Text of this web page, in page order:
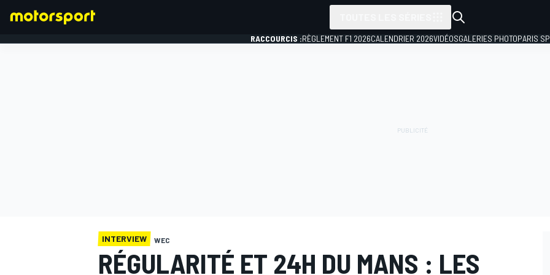
RACCOURCIS :RÈGLEMENT F1 2026CALENDRIER 2026VIDÉOSGALERIES PHOTOPARIS
INTERVIEW WEC
RÉGULARITÉ ET 24H DU MANS : LES